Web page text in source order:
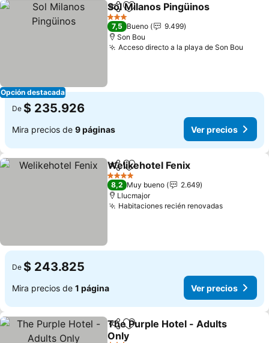
Opción destacada
CompartirAgregar a favoritos
Sol Milanos Pingüinos
3 Estrellas
7,5 Bueno
9.499
Son Bou
Acceso directo a la playa de Son Bou
De $ 235.926
Mira precios de 9 páginas Ver precios
CompartirAgregar a favoritos
Welikehotel Fenix
4 Estrellas
8,2 Muy bueno
2.649
Llucmajor
Habitaciones recién renovadasVer
De $ 243.825
Mira precios de 1 página Ver precios
Compartir
Agregar a favoritos
The Purple Hotel - Adults
Only